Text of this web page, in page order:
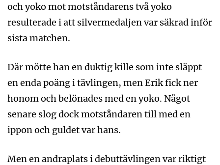
och yoko mot motståndarens två yoko
resulterade i att silvermedaljen var säkrad inför
sista matchen.
Där mötte han en duktig kille som inte släppt
en enda poäng i tävlingen, men Erik fick ner
honom och belönades med en yoko. Något
senare slog dock motståndaren till med en
ippon och guldet var hans.
Men en andraplats i debuttävlingen var riktigt